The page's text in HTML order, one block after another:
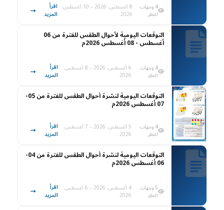
4 وجهات
النظر
8 أغسطس، 2026 – 10 أغسطس،
2026
اقرأ
المزيد
التوقعات اليومية لأحوال الطقس للفترة من 06
أغسطس - 08 أغسطس 2026م
4 وجهات
النظر
6 أغسطس، 2026 – 8 أغسطس،
2026
اقرأ
المزيد
التوقعات اليومية لنشرة أحوال الطقس للفترة من 05-
07 أغسطس 2026م
4 وجهات
النظر
5 أغسطس، 2026 – 7 أغسطس،
2026
اقرأ
المزيد
التوقعات اليومية لنشرة أحوال الطقس للفترة من 04-
06 أغسطس 2026م
5 وجهات
النظر
4 أغسطس، 2026 – 6 أغسطس،
2026
اقرأ
المزيد